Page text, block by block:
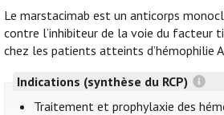
Le marstacimab est un anticorps
contre l’inhibiteur de la voie du facteur
chez les patients atteints d’hémophilie
Indications (synthèse du RCP)
Traitement et prophylaxie des